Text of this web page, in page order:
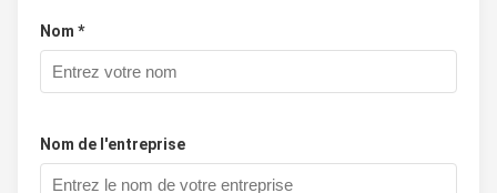
Nom *
Nom de l'entreprise